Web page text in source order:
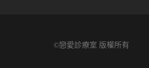
©戀愛診療室 版權所有